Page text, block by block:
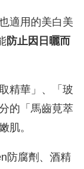
適用的美白美
防止因日曬而
精華」、「玻
的「馬齒莧萃
肌。
防腐劑、酒精